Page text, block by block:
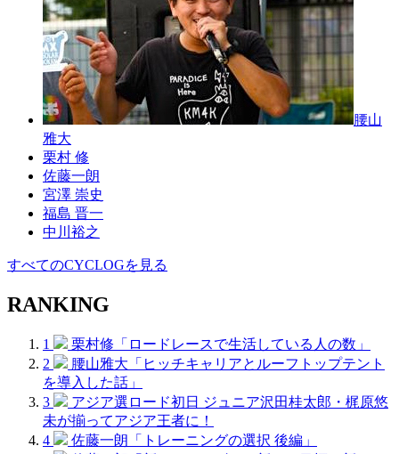
腰山
雅大
栗村 修
佐藤一朗
宮澤 崇史
福島 晋一
中川裕之
すべてのCYCLOGを見る
RANKING
1
栗村修「ロードレースで生活している人の数」
2
腰山雅大「ヒッチキャリアとルーフトップテント
を導入した話」
3
アジア選ロード初日 ジュニア沢田桂太郎・梶原悠
未が揃ってアジア王者に！
4
佐藤一朗「トレーニングの選択 後編」